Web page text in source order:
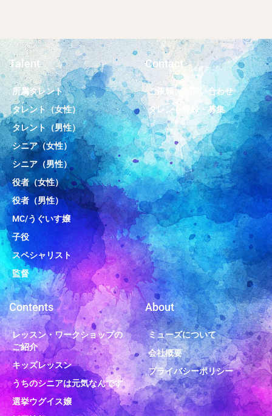
Talent
所属タレント
タレント（女性）
タレント（男性）
シニア（女性）
シニア（男性）
役者（女性）
役者（男性）
MC/うぐいす嬢
子役
スペシャリスト
監督
Contact
ご依頼・お問い合わせ
タレント登録・募集
Contents
レッスン・ワークショップの
ご紹介
キッズレッスン
うちのシニアは元気なんです
選挙ウグイス嬢
About
ミューズについて
会社概要
プライバシーポリシー